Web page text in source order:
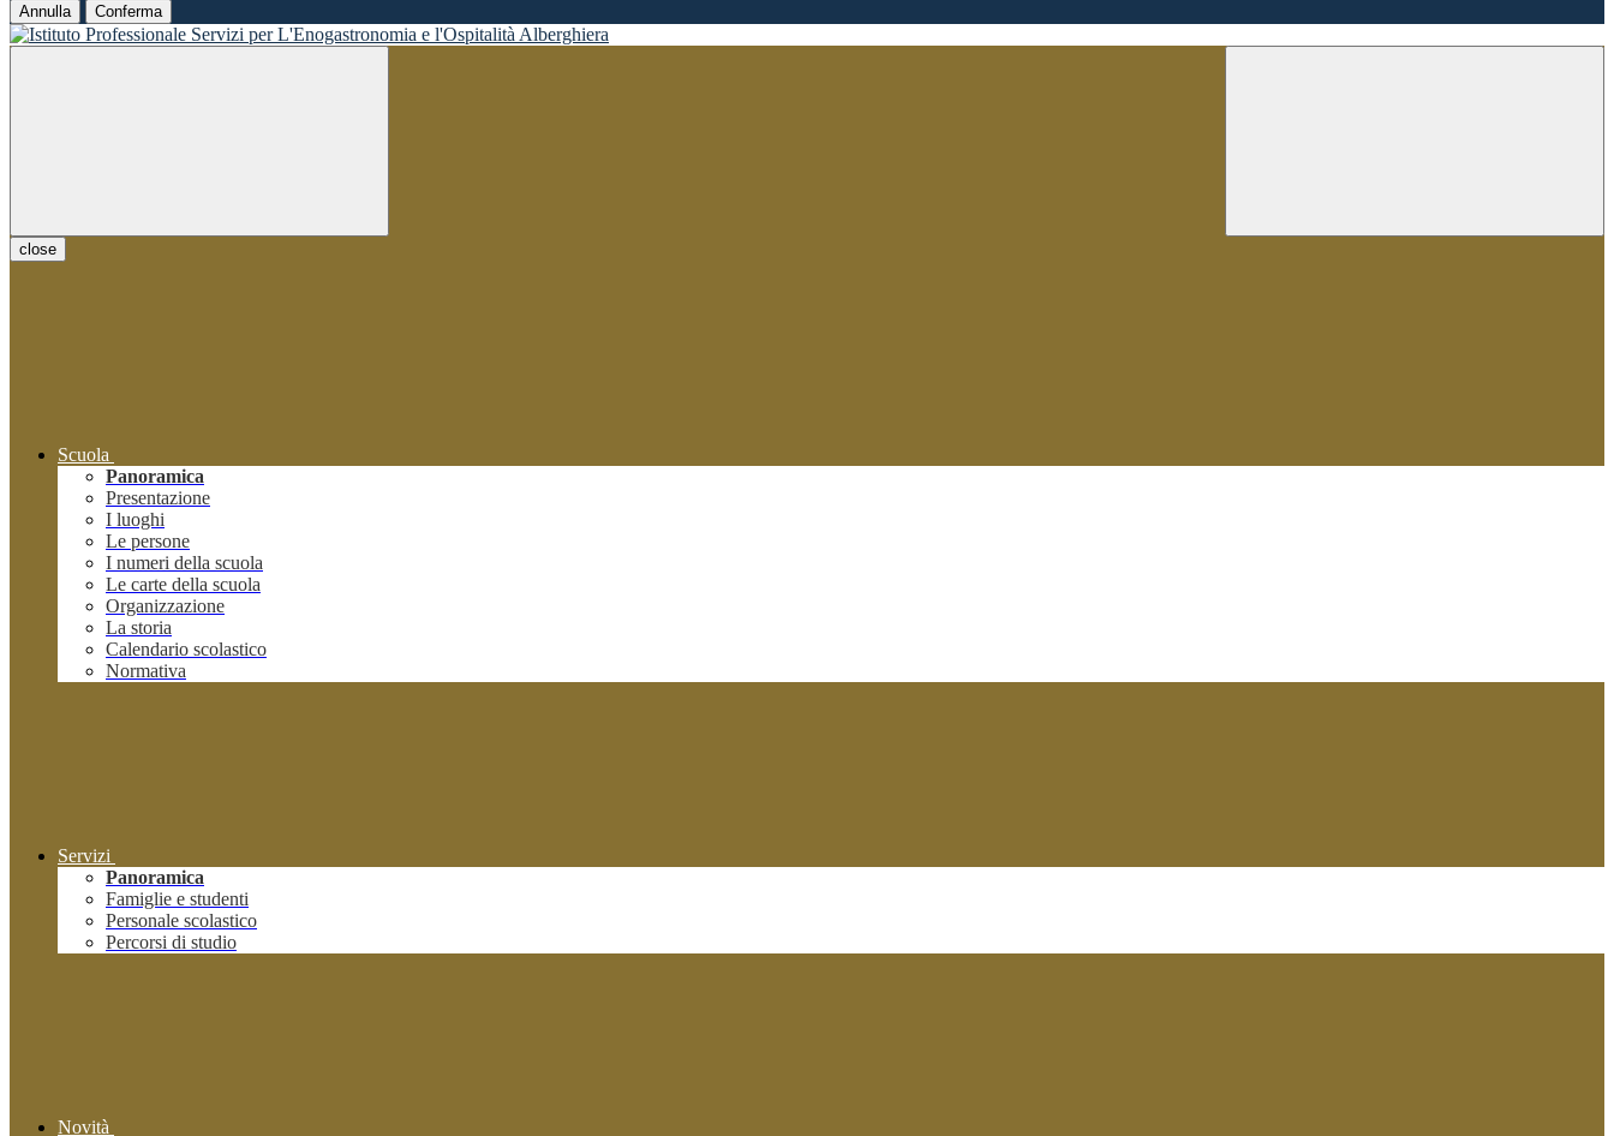
Annulla Conferma
close
Scuola
Panoramica
Presentazione
I luoghi
Le persone
I numeri della scuola
Le carte della scuola
Organizzazione
La storia
Calendario scolastico
Normativa
Servizi
Panoramica
Famiglie e studenti
Personale scolastico
Percorsi di studio
Novità